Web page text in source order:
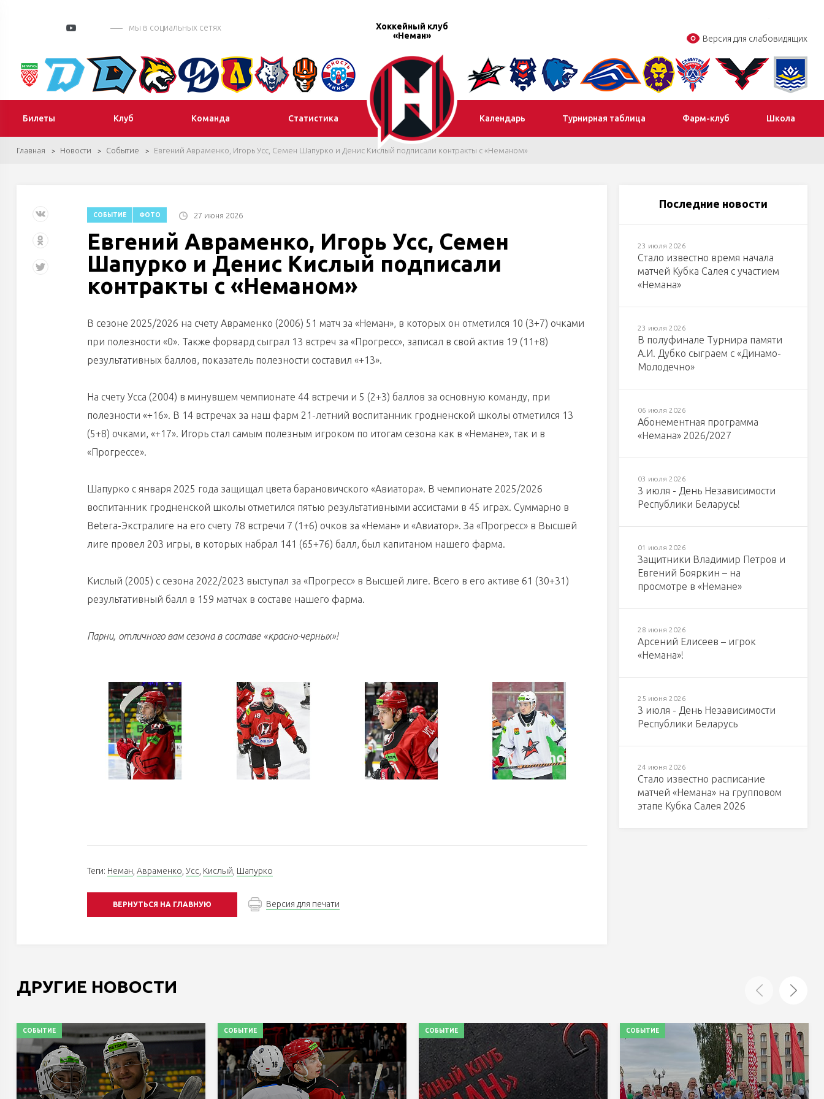
мы в социальных сетях
Версия для слабовидящих
Хоккейный клуб
«Неман»
Билеты Клуб Команда Статистика Календарь Турнирная таблица Фарм-клуб Школа
Главная Новости Событие Евгений Авраменко, Игорь Усс, Семен Шапурко и Денис Кислый подписали контракты с «Неманом»
СОБЫТИЕ ФОТО 27 июня 2026
Евгений Авраменко, Игорь Усс, Семен
Шапурко и Денис Кислый подписали
контракты с «Неманом»
В сезоне 2025/2026 на счету Авраменко (2006) 51 матч за «Неман», в которых он отметился 10 (3+7) очками
при полезности «0». Также форвард сыграл 13 встреч за «Прогресс», записал в свой актив 19 (11+8)
результативных баллов, показатель полезности составил «+13».
На счету Усса (2004) в минувшем чемпионате 44 встречи и 5 (2+3) баллов за основную команду, при
полезности «+16». В 14 встречах за наш фарм 21-летний воспитанник гродненской школы отметился 13
(5+8) очками, «+17». Игорь стал самым полезным игроком по итогам сезона как в «Немане», так и в
«Прогрессе».
Шапурко с января 2025 года защищал цвета барановичского «Авиатора». В чемпионате 2025/2026
воспитанник гродненской школы отметился пятью результативными ассистами в 45 играх. Суммарно в
Betera-Экстралиге на его счету 78 встречи 7 (1+6) очков за «Неман» и «Авиатор». За «Прогресс» в Высшей
лиге провел 203 игры, в которых набрал 141 (65+76) балл, был капитаном нашего фарма.
Кислый (2005) с сезона 2022/2023 выступал за «Прогресс» в Высшей лиге. Всего в его активе 61 (30+31)
результативный балл в 159 матчах в составе нашего фарма.
Парни, отличного вам сезона в составе «красно-черных»!
Теги: Неман, Авраменко, Усс, Кислый, Шапурко
ВЕРНУТЬСЯ НА ГЛАВНУЮ Версия для печати
Последние новости
23 июля 2026
Стало известно время начала
матчей Кубка Салея с участием
«Немана»
23 июля 2026
В полуфинале Турнира памяти
А.И. Дубко сыграем с «Динамо-
Молодечно»
06 июля 2026
Абонементная программа
«Немана» 2026/2027
03 июля 2026
3 июля - День Независимости
Республики Беларусь!
01 июля 2026
Защитники Владимир Петров и
Евгений Бояркин – на
просмотре в «Немане»
28 июня 2026
Арсений Елисеев – игрок
«Немана»!
25 июня 2026
3 июля - День Независимости
Республики Беларусь
24 июня 2026
Стало известно расписание
матчей «Немана» на групповом
этапе Кубка Салея 2026
ДРУГИЕ НОВОСТИ
СОБЫТИЕ СОБЫТИЕ СОБЫТИЕ СОБЫТИЕ